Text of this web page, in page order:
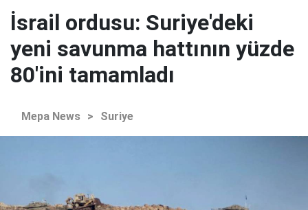
İsrail ordusu: Suriye'deki
yeni savunma hattının yüzde
80'ini tamamladı
Mepa News > Suriye